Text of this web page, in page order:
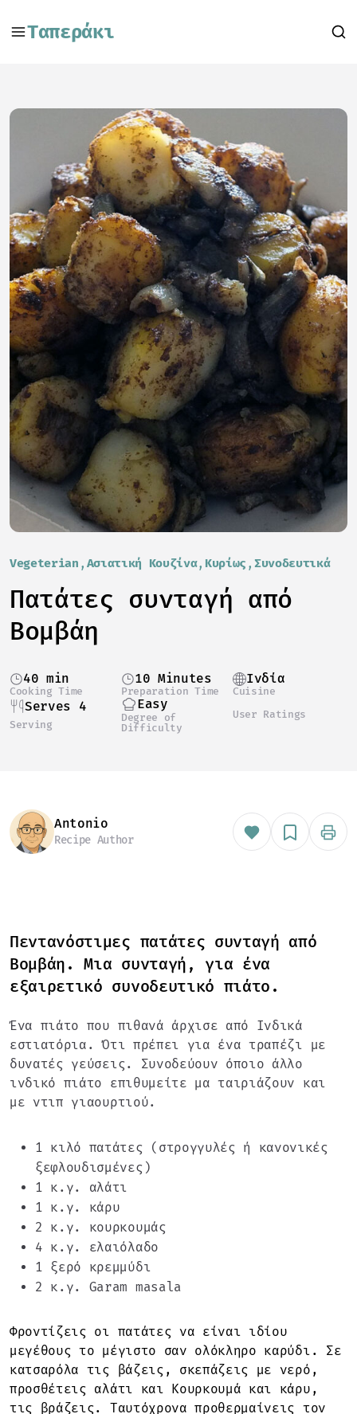
Ταπεράκι
Vegeterian Ασιατική Κουζίνα Κυρίως Συνοδευτικά
Πατάτες συνταγή από
Βομβάη
40 min
Cooking Time
10 Minutes
Preparation Time
Ινδία
Cuisine
Serves 4
Serving
Easy
Degree of
Difficulty
User Ratings
Antonio
Recipe Author
Πεντανόστιμες πατάτες συνταγή από
Βομβάη. Μια συνταγή, για ένα
εξαιρετικό συνοδευτικό πιάτο.
Ένα πιάτο που πιθανά άρχισε από Ινδικά
εστιατόρια. Ότι πρέπει για ένα τραπέζι με
δυνατές γεύσεις. Συνοδεύουν όποιο άλλο
ινδικό πιάτο επιθυμείτε μα ταιριάζουν και
με ντιπ γιαουρτιού.
1 κιλό πατάτες (στρογγυλές ή κανονικές
ξεφλουδισμένες)
1 κ.γ. αλάτι
1 κ.γ. κάρυ
2 κ.γ. κουρκουμάς
4 κ.γ. ελαιόλαδο
1 ξερό κρεμμύδι
2 κ.γ. Garam masala
Φροντίζεις οι πατάτες να είναι ιδίου
μεγέθους το μέγιστο σαν ολόκληρο καρύδι. Σε
κατσαρόλα τις βάζεις, σκεπάζεις με νερό,
προσθέτεις αλάτι και Κουρκουμά και κάρυ,
τις βράζεις. Ταυτόχρονα προθερμαίνεις τον